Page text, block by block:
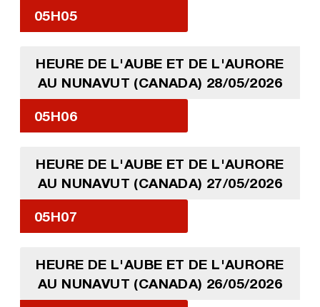
05H05
HEURE DE L'AUBE ET DE L'AURORE
AU NUNAVUT (CANADA) 28/05/2026
05H06
HEURE DE L'AUBE ET DE L'AURORE
AU NUNAVUT (CANADA) 27/05/2026
05H07
HEURE DE L'AUBE ET DE L'AURORE
AU NUNAVUT (CANADA) 26/05/2026